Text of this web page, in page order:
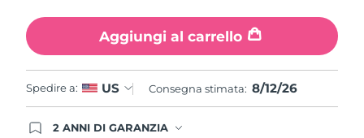
Aggiungi al carrello
Spedire a: US Consegna stimata: 8/12/26
2 ANNI DI GARANZIA
Turchia
Emirati Arabi Uniti 8/12/26
Regno Unito Consegna stimata
Stati Uniti